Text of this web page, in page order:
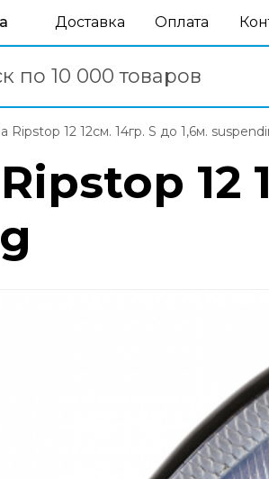
Доставка Оплата
Ripstop 12 12см. 14гр. S до 1,6м.
12